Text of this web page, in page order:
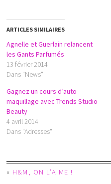
ARTICLES SIMILAIRES
Agnelle et Guerlain relancent
les Gants Parfumés
13 février 2014
Dans "News"
Gagnez un cours d’auto-
maquillage avec Trends Studio
Beauty
4 avril 2014
Dans "Adresses"
« H&M, ON L’AIME !